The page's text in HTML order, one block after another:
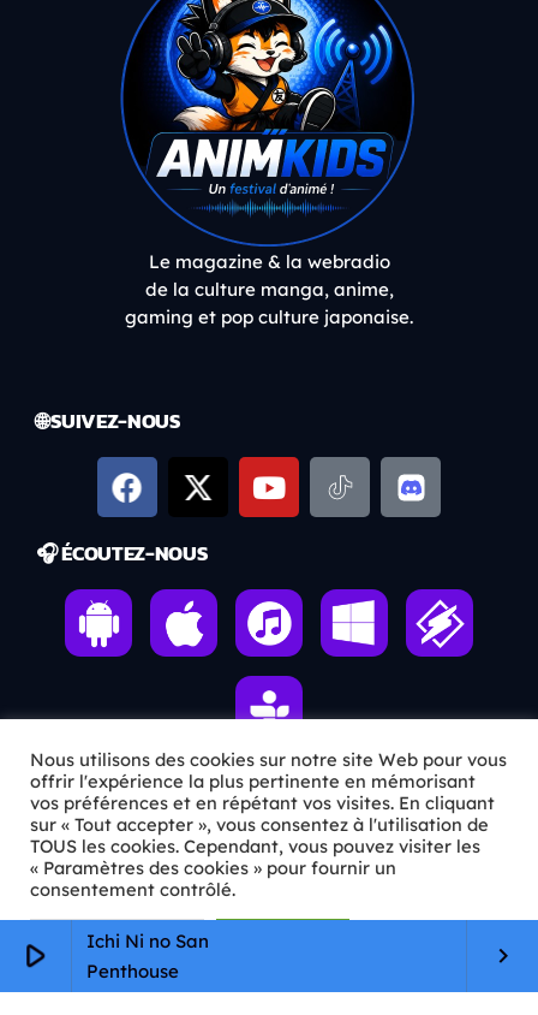
play_arrow
Ichi Ni no San
Penthouse
keyboard_arrow_right
Le magazine & la webradio
de la culture manga, anime,
gaming et pop culture japonaise.
🌐 SUIVEZ-NOUS
🎧 ÉCOUTEZ-NOUS
ℹ️ INFOS PRATIQUES
✉️Contact
🦊Qui sommes-nous ?
📄
Mentions légales
Nous utilisons des cookies sur notre site Web pour vous
offrir l'expérience la plus pertinente en mémorisant
vos préférences et en répétant vos visites. En cliquant
sur « Tout accepter », vous consentez à l'utilisation de
TOUS les cookies. Cependant, vous pouvez visiter les
« Paramètres des cookies » pour fournir un
consentement contrôlé.
Paramètres Cookie